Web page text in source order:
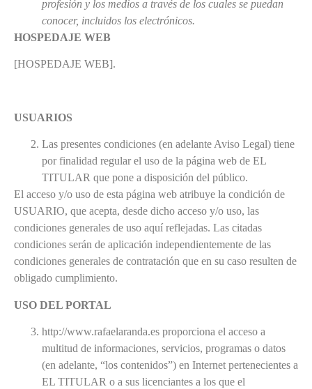
profesión y los medios a través de los cuales se puedan
conocer, incluidos los electrónicos.
HOSPEDAJE WEB
[HOSPEDAJE WEB].
USUARIOS
Las presentes condiciones (en adelante Aviso Legal) tiene
por finalidad regular el uso de la página web de EL
TITULAR que pone a disposición del público.
El acceso y/o uso de esta página web atribuye la condición de
USUARIO, que acepta, desde dicho acceso y/o uso, las
condiciones generales de uso aquí reflejadas. Las citadas
condiciones serán de aplicación independientemente de las
condiciones generales de contratación que en su caso resulten de
obligado cumplimiento.
USO DEL PORTAL
http://www.rafaelaranda.es proporciona el acceso a
multitud de informaciones, servicios, programas o datos
(en adelante, “los contenidos”) en Internet pertenecientes a
EL TITULAR o a sus licenciantes a los que el